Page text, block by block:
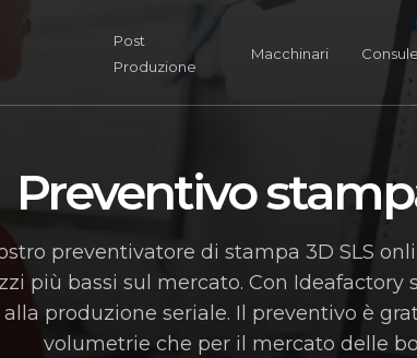
Post
Produzione
Macchinari
Preventivo
preventivatore di stampa 3D SLS
più bassi sul mercato. Con Ideafactory
produzione seriale. Il preventivo è
volumetrie che per il mercato delle